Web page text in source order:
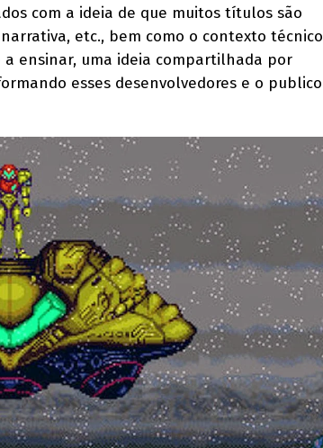
com a ideia de que muitos títulos são
etc., bem como o contexto técnico
ensinar, uma ideia compartilhada por
esses desenvolvedores e o publico